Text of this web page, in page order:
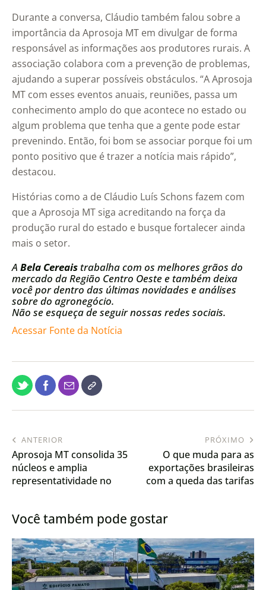
Durante a conversa, Cláudio também falou sobre a
importância da Aprosoja MT em divulgar de forma
responsável as informações aos produtores rurais. A
associação colabora com a prevenção de problemas,
ajudando a superar possíveis obstáculos. “A Aprosoja
MT com esses eventos anuais, reuniões, passa um
conhecimento amplo do que acontece no estado ou
algum problema que tenha que a gente pode estar
prevenindo. Então, foi bom se associar porque foi um
ponto positivo que é trazer a notícia mais rápido”,
destacou.
Histórias como a de Cláudio Luís Schons fazem com
que a Aprosoja MT siga acreditando na força da
produção rural do estado e busque fortalecer ainda
mais o setor.
A Bela Cereais trabalha com os melhores grãos do
mercado da Região Centro Oeste e também deixa
você por dentro das últimas novidades e análises
sobre do agronegócio.
Não se esqueça de seguir nossas redes sociais.
Acessar Fonte da Notícia
ANTERIOR
Aprosoja MT consolida 35
núcleos e amplia
representatividade no
PRÓXIMO
O que muda para as
exportações brasileiras
com a queda das tarifas
Você também pode gostar